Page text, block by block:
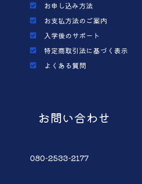
お申し込み方法
お支払方法のご案内
入学後のサポート
特定商取引法に基づく表示
よくある質問
お問い合わせ
080-2533-2177